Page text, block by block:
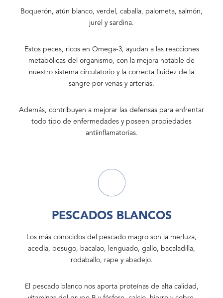
Boquerón, atún blanco, verdel, caballa, palometa, salmón,
jurel y sardina.
Estos peces, ricos en Omega-3, ayudan a las reacciones
metabólicas del organismo, con la mejora notable de
nuestro sistema circulatorio y la correcta fluidez de la
sangre por venas y arterias.
Además, contribuyen a mejorar las defensas para enfrentar
todo tipo de enfermedades y poseen propiedades
antiinflamatorias.
PESCADOS BLANCOS
Los más conocidos del pescado magro son la merluza,
acedía, besugo, bacalao, lenguado, gallo, bacaladilla,
rodaballo, rape y abadejo.
El pescado blanco nos aporta proteínas de alta calidad,